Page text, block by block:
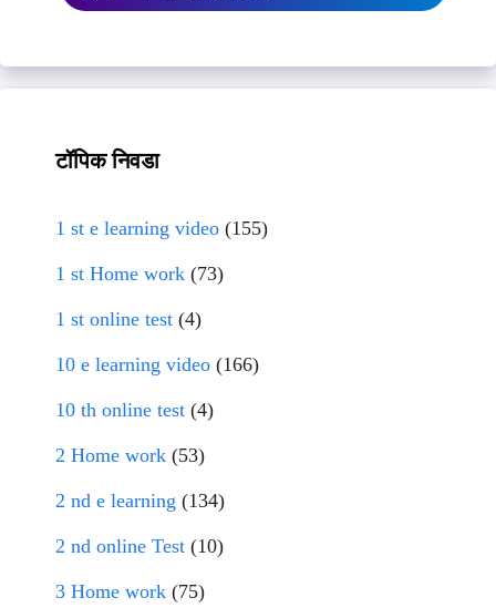
टॉपिक निवडा
1 st e learning video (155)
1 st Home work (73)
1 st online test (4)
10 e learning video (166)
10 th online test (4)
2 Home work (53)
2 nd e learning (134)
2 nd online Test (10)
3 Home work (75)